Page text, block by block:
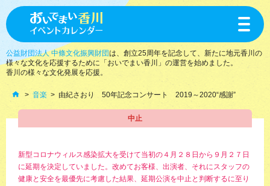
toggle
公益財団法人 中條文化振興財団は、創立25周年を記念して、新たに地元香川の
様々な文化を応援するために「おいでまい香川」の運営を始めました。
香川の様々な文化発展を応援。
音楽 由紀さおり 50年記念コンサート 2019～2020“感謝”
中止
新型コロナウィルス感染拡大を受けて当初の４月２８日から９月２７日
に延期を決定していました。改めてお客様、出演者、それにスタッフの
健康と安全を最優先に考慮した結果、延期公演を中止と判断するに至り